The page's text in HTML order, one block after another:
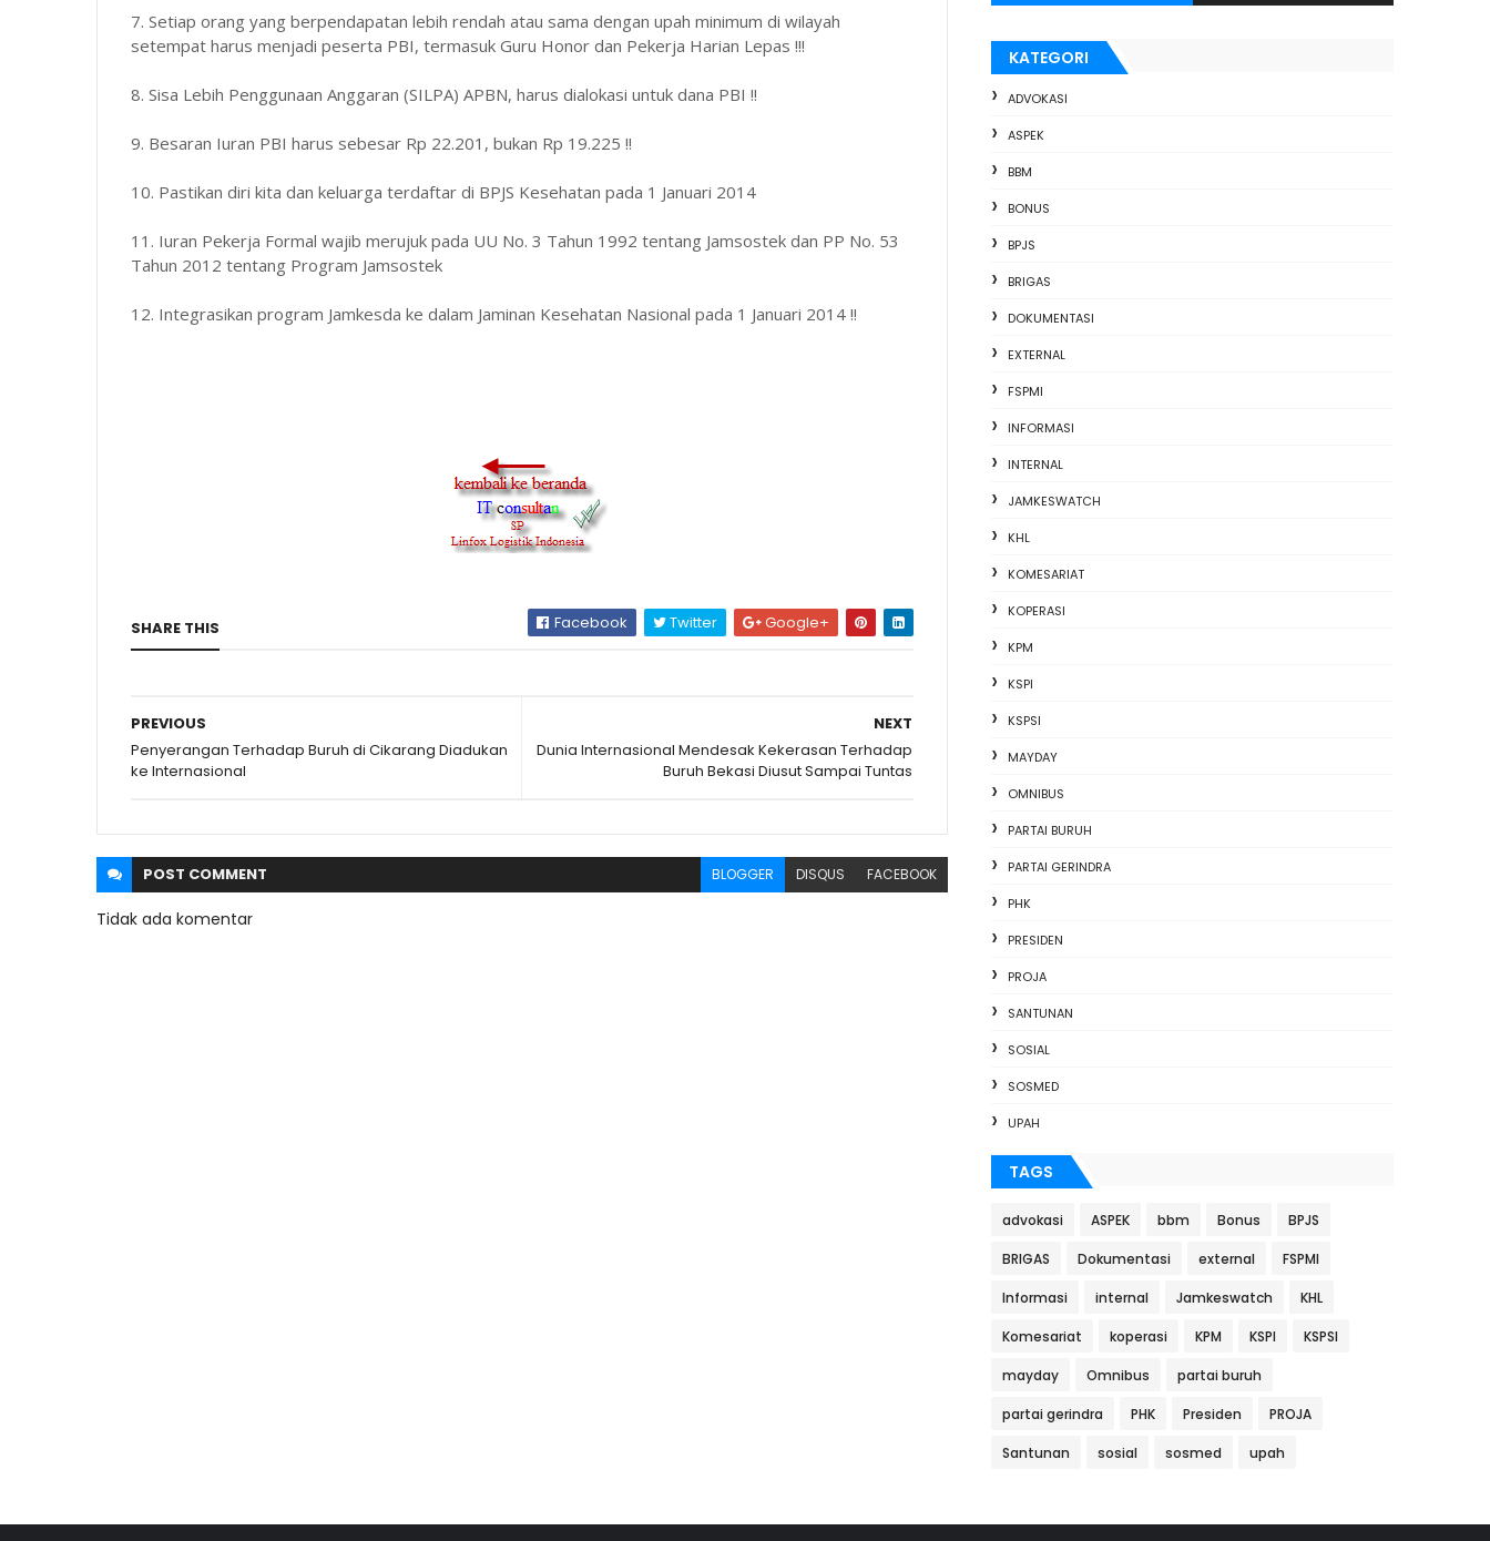
7. Setiap orang yang berpendapatan lebih rendah atau sama dengan upah minimum di wilayah
setempat harus menjadi peserta PBI, termasuk Guru Honor dan Pekerja Harian Lepas !!!
8. Sisa Lebih Penggunaan Anggaran (SILPA) APBN, harus dialokasi untuk dana PBI !!
9. Besaran Iuran PBI harus sebesar Rp 22.201, bukan Rp 19.225 !!
10. Pastikan diri kita dan keluarga terdaftar di BPJS Kesehatan pada 1 Januari 2014
11. Iuran Pekerja Formal wajib merujuk pada UU No. 3 Tahun 1992 tentang Jamsostek dan PP No. 53
Tahun 2012 tentang Program Jamsostek
12. Integrasikan program Jamkesda ke dalam Jaminan Kesehatan Nasional pada 1 Januari 2014 !!
SHARE THIS Facebook Twitter Google+
NEXT
Dunia Internasional Mendesak Kekerasan Terhadap
Buruh Bekasi Diusut Sampai Tuntas
PREVIOUS
Penyerangan Terhadap Buruh di Cikarang Diadukan
ke Internasional
POST COMMENT BLOGGER DISQUS FACEBOOK
Tidak ada komentar
KATEGORI
ADVOKASI
ASPEK
BBM
BONUS
BPJS
BRIGAS
DOKUMENTASI
EXTERNAL
FSPMI
INFORMASI
INTERNAL
JAMKESWATCH
KHL
KOMESARIAT
KOPERASI
KPM
KSPI
KSPSI
MAYDAY
OMNIBUS
PARTAI BURUH
PARTAI GERINDRA
PHK
PRESIDEN
PROJA
SANTUNAN
SOSIAL
SOSMED
UPAH
TAGS
advokasi ASPEK bbm Bonus BPJS
BRIGAS Dokumentasi external FSPMI
Informasi internal Jamkeswatch KHL
Komesariat koperasi KPM KSPI KSPSI
mayday Omnibus partai buruh
partai gerindra PHK Presiden PROJA
Santunan sosial sosmed upah